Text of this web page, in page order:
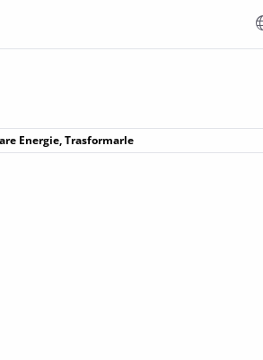
Energie, Trasformarle